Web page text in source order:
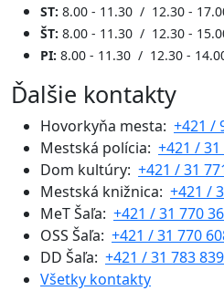
ST: 8.00 - 11.30 / 12.30 -
ŠT: 8.00 - 11.30 / 12.30 -
PI: 8.00 - 11.30 / 12.30 -
Ďalšie kontakty
Hovorkyňa mesta: +421 /
Mestská polícia: +421 /
Dom kultúry: +421 / 31
Mestská knižnica: +421 /
MeT Šaľa: +421 / 31 770
OSS Šaľa: +421 / 31 770
DD Šaľa: +421 / 31 783
Všetky kontakty